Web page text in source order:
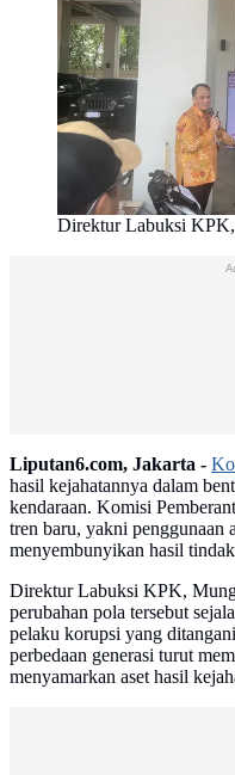
Direktur Labuksi
Liputan6.com, Jakarta -
hasil kejahatannya dalam
kendaraan. Komisi
tren baru, yakni penggunaan
menyembunyikan hasil
Direktur Labuksi KPK,
perubahan pola tersebut
pelaku korupsi yang
perbedaan generasi turut
menyamarkan aset hasil